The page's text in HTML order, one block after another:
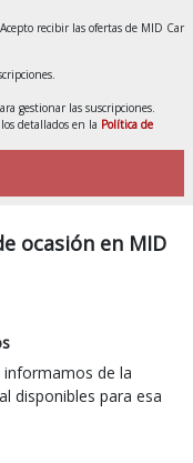
Acepto recibir las ofertas de MID Car
gestionar las suscripciones.
detallados en la Política de
ocasión en MID
informamos de la
disponibles para esa